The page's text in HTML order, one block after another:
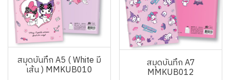
สมุดบันทึก A5 ( White มี
เส้น ) MMKUB010
สมุดบันทึก A7
MMKUB012